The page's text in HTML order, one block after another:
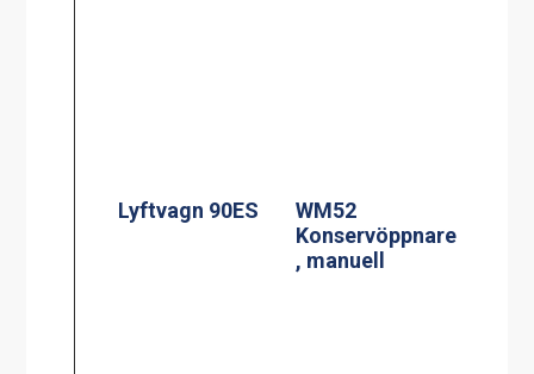
Lyftvagn 90ES
WM52
Konservöppnare
, manuell